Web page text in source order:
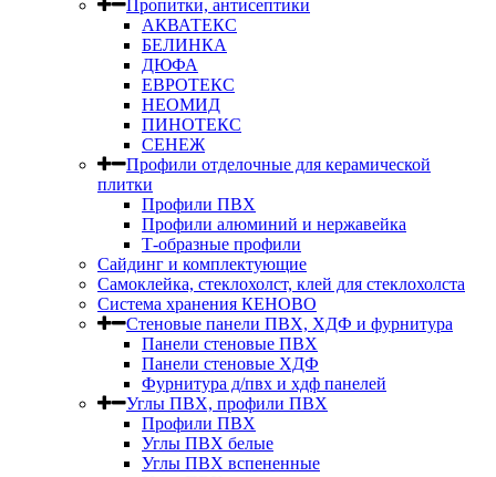
Пропитки, антисептики
АКВАТЕКС
БЕЛИНКА
ДЮФА
ЕВРОТЕКС
НЕОМИД
ПИНОТЕКС
СЕНЕЖ
Профили отделочные для керамической
плитки
Профили ПВХ
Профили алюминий и нержавейка
Т-образные профили
Сайдинг и комплектующие
Самоклейка, стеклохолст, клей для стеклохолста
Система хранения КЕНОВО
Стеновые панели ПВХ, ХДФ и фурнитура
Панели стеновые ПВХ
Панели стеновые ХДФ
Фурнитура д/пвх и хдф панелей
Углы ПВХ, профили ПВХ
Профили ПВХ
Углы ПВХ белые
Углы ПВХ вспененные